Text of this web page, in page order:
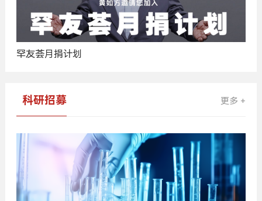
罕友荟月捐计划
科研招募 更多 +